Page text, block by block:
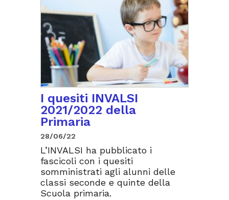
I quesiti INVALSI
2021/2022 della
Primaria
28/06/22
L’INVALSI ha pubblicato i
fascicoli con i quesiti
somministrati agli alunni delle
classi seconde e quinte della
Scuola primaria.